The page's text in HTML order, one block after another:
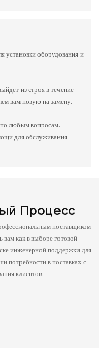
установки оборудования и
из строя в течение
вам новую на замену.
любым вопросам.
для обслуживания
Процесс
поставщиком
вам как в выборе готовой
инженерной поддержки для
потребности в поставках с
клиентов.